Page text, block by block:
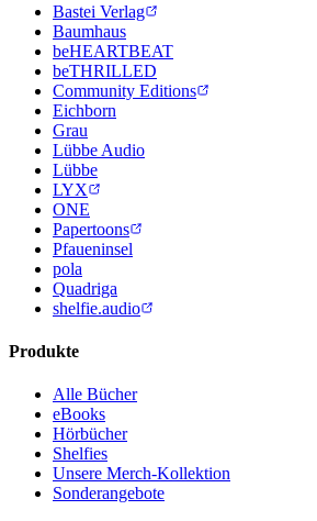
Bastei Verlag
Baumhaus
beHEARTBEAT
beTHRILLED
Community Editions
Eichborn
Grau
Lübbe Audio
Lübbe
LYX
ONE
Papertoons
Pfaueninsel
pola
Quadriga
shelfie.audio
Produkte
Alle Bücher
eBooks
Hörbücher
Shelfies
Unsere Merch-Kollektion
Sonderangebote